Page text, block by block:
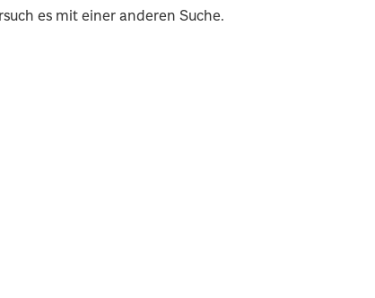
es mit einer anderen Suche.